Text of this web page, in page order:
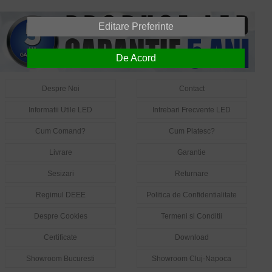
Despre Noi Contact
Informatii Utile LED Intrebari Frecvente LED
Cum Comand? Cum Platesc?
Livrare Garantie
Sesizari Returnare
Regimul DEEE Politica de Confidentialitate
Despre Cookies Termeni si Conditii
Certificate Download
Showroom Bucuresti Showroom Cluj-Napoca
Editare Preferinte
De Acord